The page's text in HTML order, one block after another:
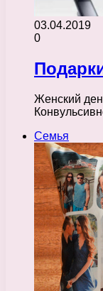
03.04.2019
0
Женский
Семья